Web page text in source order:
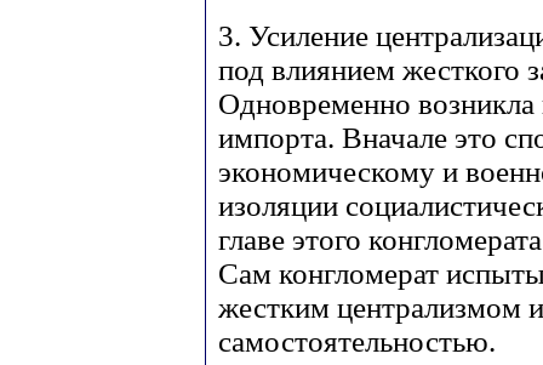
3. Усиление
под влиянием жесткого
Одновременно
импорта. Вначале это
экономическому и
изоляции
главе этого
Сам конгломерат
жестким централизмом
самостоятельностью.